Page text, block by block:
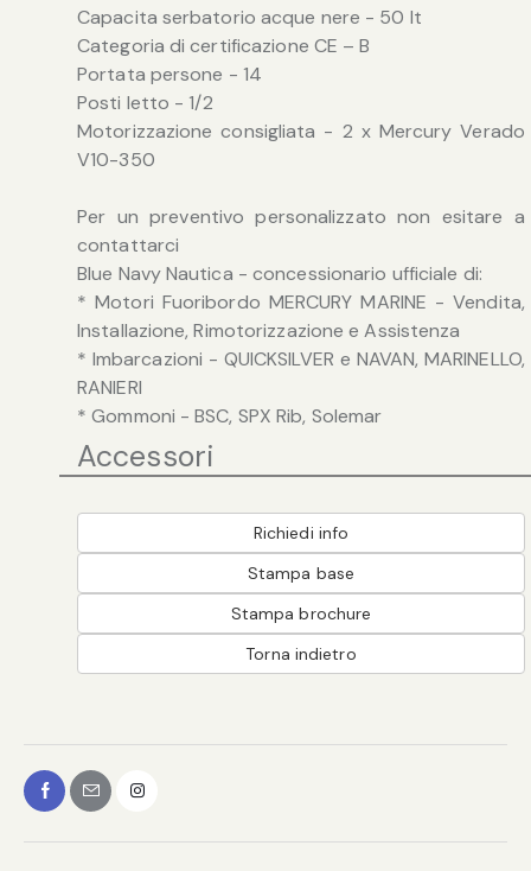
Capacita serbatorio acque nere - 50 lt
Categoria di certificazione CE – B
Portata persone - 14
Posti letto - 1/2
Motorizzazione consigliata - 2 x Mercury Verado
V10-350
Per un preventivo personalizzato non esitare a
contattarci
Blue Navy Nautica - concessionario ufficiale di:
* Motori Fuoribordo MERCURY MARINE - Vendita,
Installazione, Rimotorizzazione e Assistenza
* Imbarcazioni - QUICKSILVER e NAVAN, MARINELLO,
RANIERI
* Gommoni - BSC, SPX Rib, Solemar
Accessori
Richiedi info
Stampa base
Stampa brochure
Torna indietro